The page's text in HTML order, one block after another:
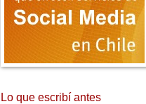
Lo que escribí antes